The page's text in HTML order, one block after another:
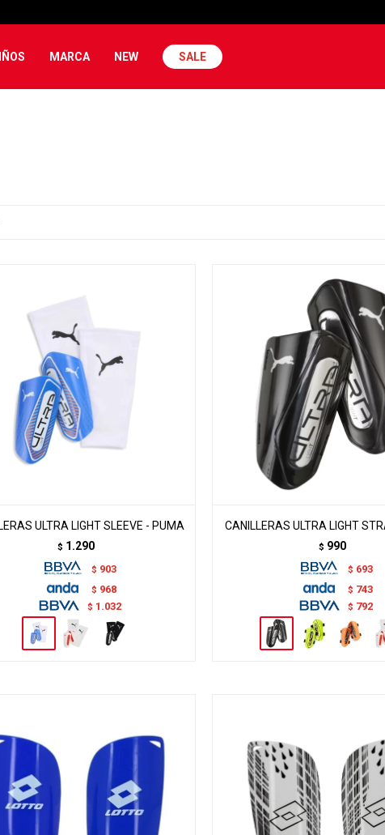
MARCA NEW SALE
ULTRA LIGHT SLEEVE - PUMA
$ 1.290
$ 903
$ 968
$ 1.032
CANILLERAS ULTRA LIGHT
$ 990
$ 693
$ 743
$ 792